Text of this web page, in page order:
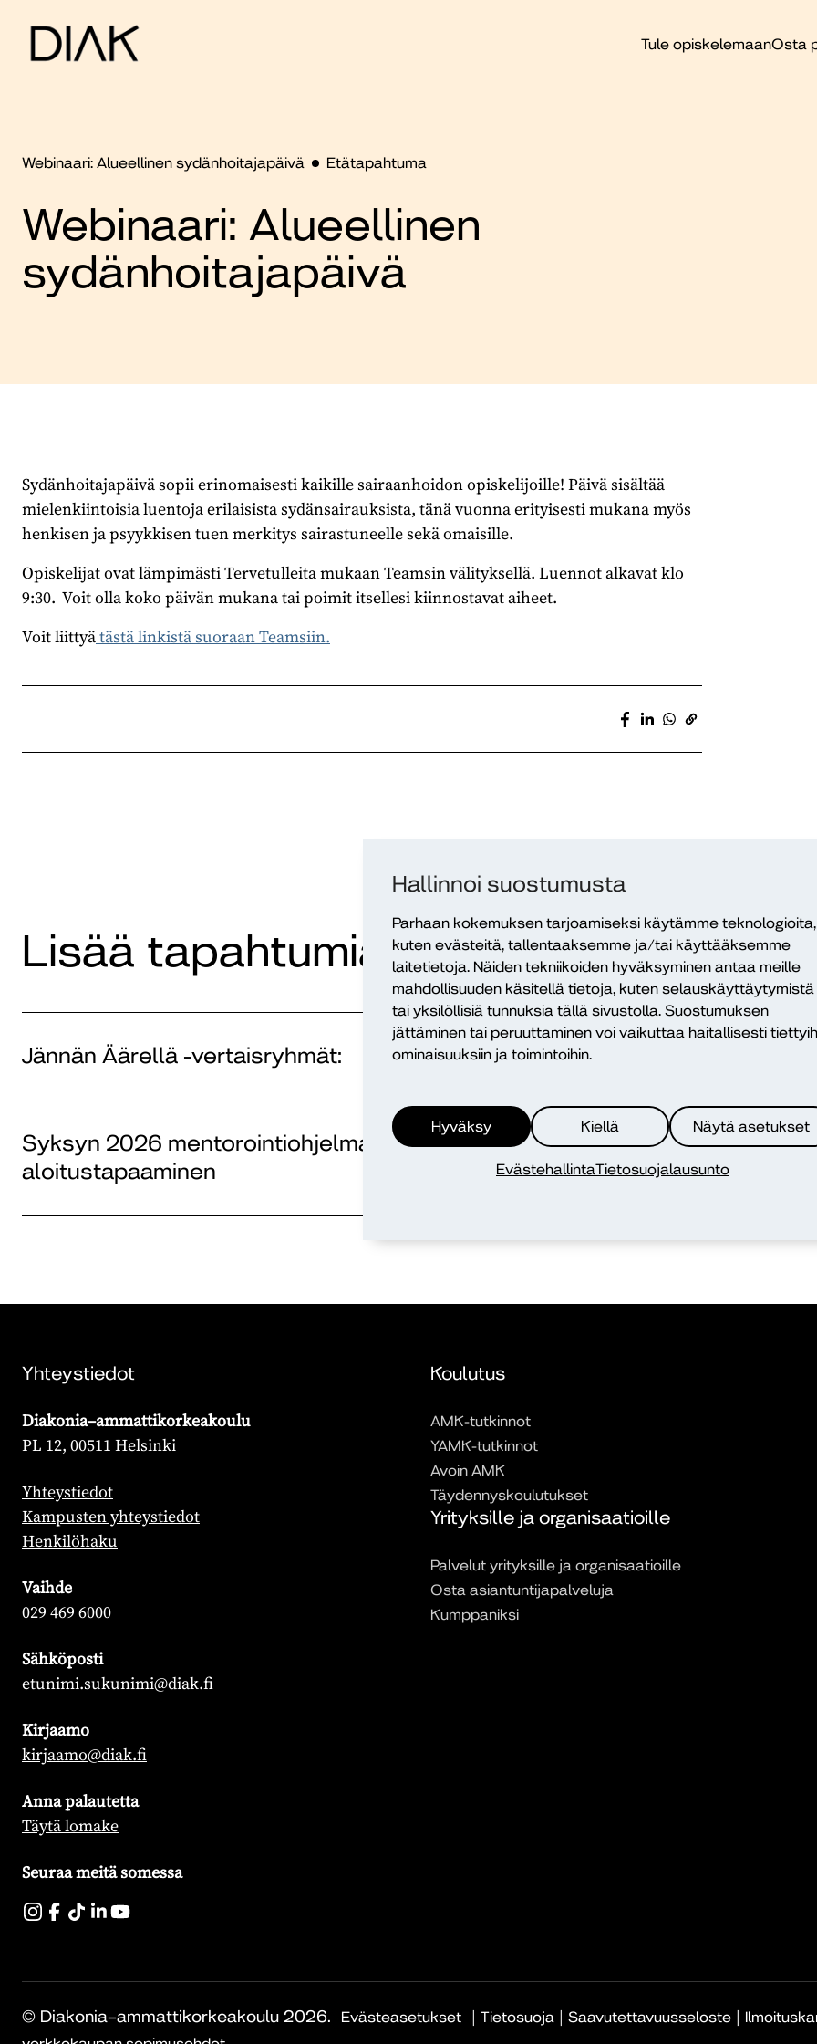
Hallinnoi suostumusta
Parhaan kokemuksen tarjoamiseksi käytämme teknologioita,
kuten evästeitä, tallentaaksemme ja/tai käyttääksemme
laitetietoja. Näiden tekniikoiden hyväksyminen antaa meille
mahdollisuuden käsitellä tietoja, kuten selauskäyttäytymistä
tai yksilöllisiä tunnuksia tällä sivustolla. Suostumuksen
jättäminen tai peruuttaminen voi vaikuttaa haitallisesti
ominaisuuksiin ja toimintoihin.
Hyväksy Kiellä Näytä asetukset
EvästehallintaTietosuojalausunto
Tule opiskelemaanOsta
Webinaari: Alueellinen sydänhoitajapäivä Etätapahtuma
Webinaari: Alueellinen
sydänhoitajapäivä
Sydänhoitajapäivä sopii erinomaisesti kaikille sairaanhoidon opiskelijoille! Päivä sisältää
mielenkiintoisia luentoja erilaisista sydänsairauksista, tänä vuonna erityisesti mukana myös
henkisen ja psyykkisen tuen merkitys sairastuneelle sekä omaisille.
Opiskelijat ovat lämpimästi Tervetulleita mukaan Teamsin välityksellä. Luennot alkavat klo
9:30. Voit olla koko päivän mukana tai poimit itsellesi kiinnostavat aiheet.
Voit liittyätästä linkistä suoraan Teamsiin.
Lisää tapahtumia
Jännän Äärellä -vertaisryhmät: 12.5.2026 – 22.10.2026
Syksyn 2026 mentorointiohjelman
aloitustapaaminen
Yhteystiedot
Diakonia–ammattikorkeakoulu
PL 12, 00511 Helsinki
Yhteystiedot
Kampusten yhteystiedot
Henkilöhaku
Vaihde
029 469 6000
Sähköposti
etunimi.sukunimi@diak.fi
Kirjaamo
kirjaamo@diak.fi
Anna palautetta
Täytä lomake
Seuraa meitä somessa
Koulutus
AMK-tutkinnot
YAMK-tutkinnot
Avoin AMK
Täydennyskoulutukset
Yrityksille ja organisaatioille
Palvelut yrityksille ja organisaatioille
Osta asiantuntijapalveluja
Kumppaniksi
© Diakonia–ammattikorkeakoulu 2026. Evästeasetukset | Tietosuoja | Saavutettavuusseloste |